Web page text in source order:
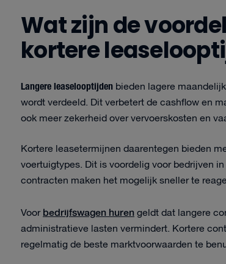
Wat zijn de
kortere
Langere leaselooptijden bieden lagere
wordt verdeeld. Dit verbetert de cashflow en
ook meer zekerheid over vervoerskosten en
Kortere leasetermijnen daarentegen bieden
voertuigtypes. Dit is voordelig voor bedrijven
contracten maken het mogelijk sneller te
Voorbedrijfswagen hurengeldt dat langere
administratieve lasten vermindert. Kortere
regelmatig de beste marktvoorwaarden te